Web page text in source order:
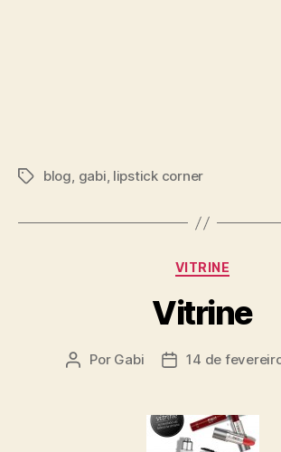
Tagsblog, gabi, lipstick corner
Categorias
VITRINE
Vitrine
Autor
Por Gabi
Data14 de